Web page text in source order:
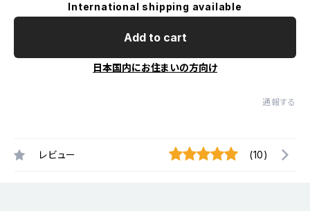
International shipping available
Add to cart
日本国内にお住まいの方向け
通報する
レビュー (10)